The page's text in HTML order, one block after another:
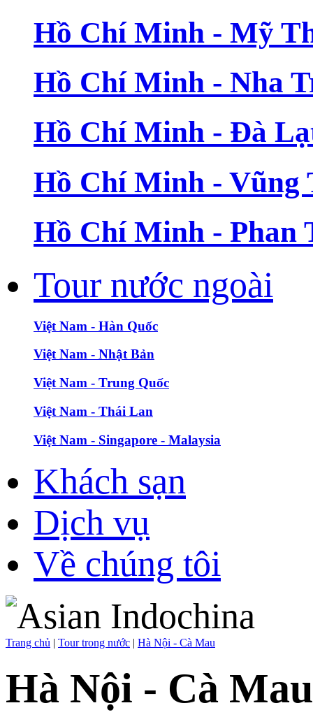
Hồ Chí Minh - Mỹ
Hồ Chí Minh - Nha
Hồ Chí Minh - Đà
Hồ Chí Minh - Vũng
Hồ Chí Minh - Phan
Tour nước ngoài
Việt Nam - Hàn Quốc
Việt Nam - Nhật Bản
Việt Nam - Trung Quốc
Việt Nam - Thái Lan
Việt Nam - Singapore - Malaysia
Khách sạn
Dịch vụ
Về chúng tôi
Trang chủ | Tour trong nước | Hà Nội - Cà Mau
Hà Nội - Cà Mau